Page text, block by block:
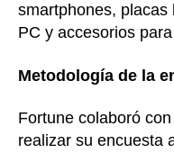
smartphones, placas
PC y accesorios
Metodología de la
Fortune colaboró
realizar su encuesta